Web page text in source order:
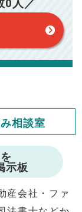
ています。
おります。
利が変わらない設
証するものでは
なる損害について
ださい。
ます
0人／
相談室
示板
産会社・ファ